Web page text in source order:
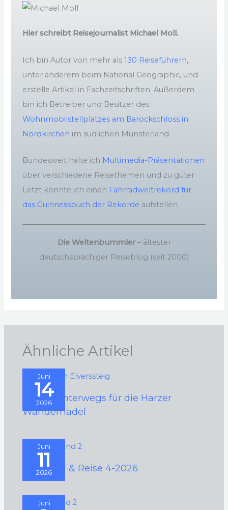
Hier schreibt Reisejournalist Michael Moll.
Ich bin Autor von mehr als130 Reiseführern,
unter anderem beim National Geographic, und
erstelle Artikel in Fachzeitschriften. Außerdem
bin ich Betreiber und Besitzer des
Wohnmobilstellplatzes am Barockschloss in
Nordkirchen im südlichen Münsterland.
Bundesweit halte ich Multimedia-Präsentationen
über verschiedene Reisethemen und zu guter
Letzt konnte ich einen Fahrradweltrekord für
das Guinnessbuch der Rekorde aufstellen.
Die Weltenbummler– ältester
deutschsprachiger Reiseblog (seit 2000)
Ähnliche Artikel
Juni
14
2026
2026 – Unterwegs für die Harzer
Wandernadel
Juni
11
2026
Camping & Reise 4-2026
Juni